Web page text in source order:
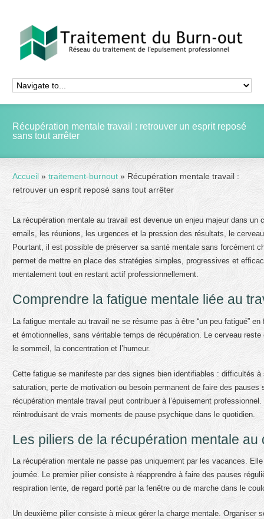
Récupération mentale travail : retrouver un esprit reposé
sans tout arrêter
Accueil » traitement-burnout » Récupération mentale travail :
retrouver un esprit reposé sans tout arrêter
La récupération mentale au travail est devenue un enjeu majeur dans
emails, les réunions, les urgences et la pression des résultats, le
Pourtant, il est possible de préserver sa santé mentale sans forcément
permet de mettre en place des stratégies simples, progressives et
mentalement tout en restant actif professionnellement.
Comprendre la fatigue mentale liée au
La fatigue mentale au travail ne se résume pas à être “un peu fatigué”
et émotionnelles, sans véritable temps de récupération. Le cerveau
le sommeil, la concentration et l’humeur.
Cette fatigue se manifeste par des signes bien identifiables : difficultés
saturation, perte de motivation ou besoin permanent de faire des
récupération mentale travail peut contribuer à l’épuisement
réintroduisant de vrais moments de pause psychique dans le quotidien.
Les piliers de la récupération mentale au
La récupération mentale ne passe pas uniquement par les vacances.
journée. Le premier pilier consiste à réapprendre à faire des pauses
respiration lente, de regard porté par la fenêtre ou de marche dans le
Un deuxième pilier consiste à mieux gérer la charge mentale.